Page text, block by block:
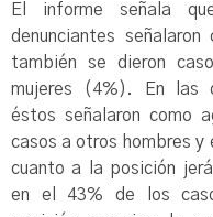
El informe señala
denunciantes
también se dieron
mujeres (4%). En las
éstos señalaron como
casos a otros hombres y
cuanto a la posición
en el 43% de los